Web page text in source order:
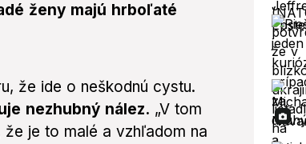
ženy majú hrboľaté
že ide o neškodnú cystu.
nezhubný nález. „V tom
je to malé a vzhľadom na